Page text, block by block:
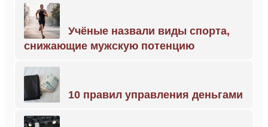
Учёные назвали виды спорта,
снижающие мужскую потенцию
10 правил управления деньгами